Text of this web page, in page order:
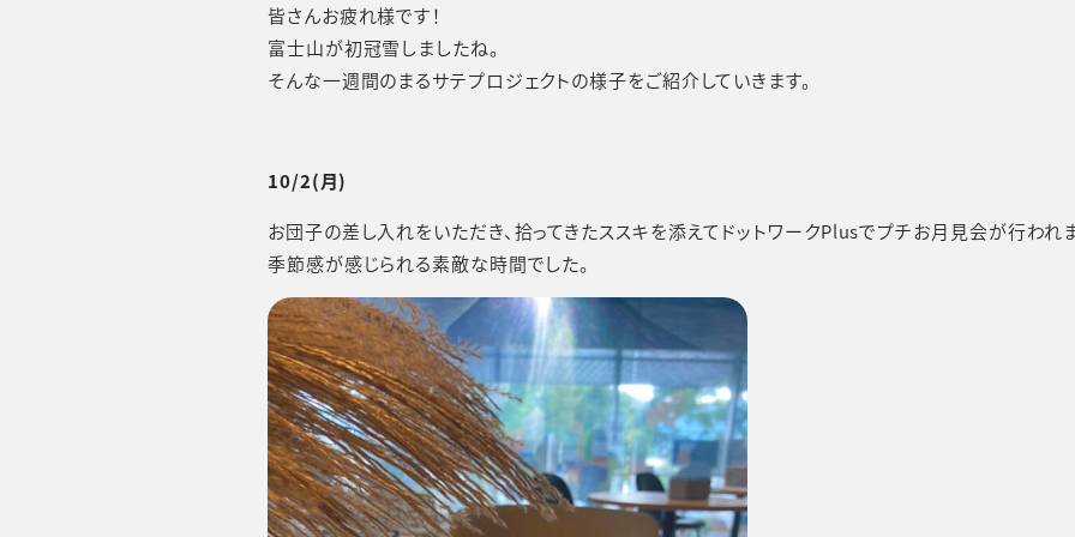
皆さんお疲れ様です！
富士山が初冠雪しましたね。
そんな一週間のまるサテプロジェクトの様子をご紹介していきます。
10/2(月)
お団子の差し入れをいただき、拾ってきたススキを添えてドットワークPlusでプチお月見会が行われ
季節感が感じられる素敵な時間でした。